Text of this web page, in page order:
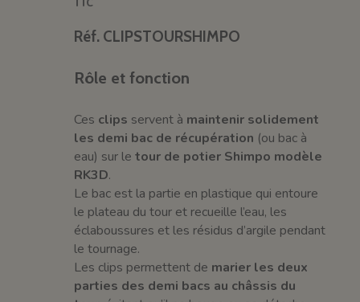
TTC
Réf. CLIPSTOURSHIMPO
Rôle et fonction
Ces clips servent à maintenir solidement
les demi bac de récupération (ou bac à
eau) sur letour de potier Shimpo modèle
RK3D.
Le bac est la partie en plastique qui entoure
le plateau du tour et recueille l’eau, les
éclaboussures et les résidus d’argile pendant
le tournage.
Les clips permettent de marier les deux
parties des demi bacs au châssis du